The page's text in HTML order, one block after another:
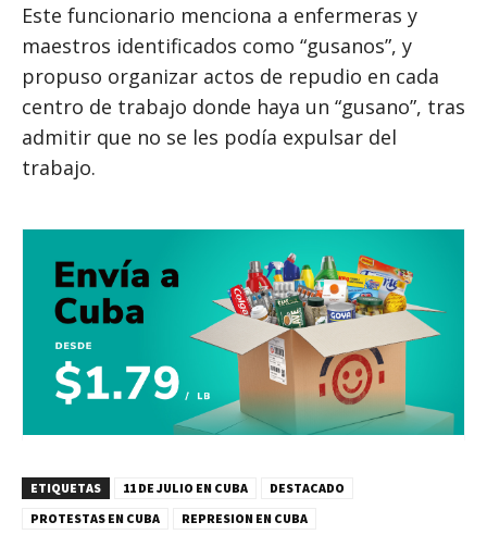
Este funcionario menciona a enfermeras y
maestros identificados como “gusanos”, y
propuso organizar actos de repudio en cada
centro de trabajo donde haya un “gusano”, tras
admitir que no se les podía expulsar del
trabajo.
ETIQUETAS 11 DE JULIO EN CUBA
DESTACADO
PROTESTAS EN CUBA
REPRESION EN CUBA